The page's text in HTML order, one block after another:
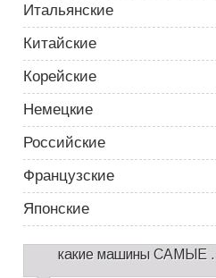
Итальянские
Китайские
Корейские
Немецкие
Российские
Французские
Японские
какие машины САМЫЕ